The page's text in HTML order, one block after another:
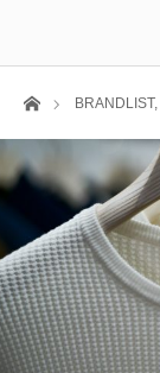
ホームBRANDLIST,